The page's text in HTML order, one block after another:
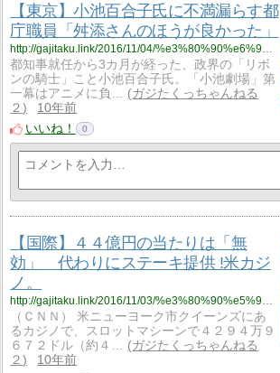
【東京】小池百合子氏に不満漏らす都
庁職員「舛添さんのほうが良かった」
http://gajitaku.link/2016/11/04/%e3%80%90%e6%9d%b1%e4%ba%ac%e3%80%91%e5%b0%8f%e6%b1%a0%e7%99%be%e5%90%88%e5%ad%90%e6%b0%8f%e3%81%ab%e4%b8%8d%e6%ba%80%e6%bc%8f%e3%82%89%e3%81%99%e9%83%bd%e5%ba%81%e8%81%b7%e5%93%a1%e3%80%8c%e8%88%9b/
都知事就任から3カ月が経った、政界の「リボ
ンの騎士」こと小池百合子氏。「小池劇場」第
一幕はアニメに負…
ガジたくっちゃんねる
２
10年前
いいね！
0
【国際】４４億円の当たりは「無
効」 代わりにステーキ提供 !米カジ
ノ。
http://gajitaku.link/2016/11/03/%e3%80%90%e5%9b%bd%e9%9a%9b%e3%80%91%ef%bc%94%ef%bc%94%e5%84%84%e5%86%86%e3%81%ae%e5%bd%93%e3%81%9f%e3%82%8a%e3%81%af%e3%80%8c%e7%84%a1%e5%8a%b9%e3%80%8d%e3%80%80%e4%bb%a3%e3%82%8f%e3%82%8a%e3%81%ab/
（ＣＮＮ） 米ニューヨーク市クイーンズにあ
るカジノで、スロットマシーンで４２９４万９
６７２ドル（約４…
ガジたくっちゃんねる
２
10年前